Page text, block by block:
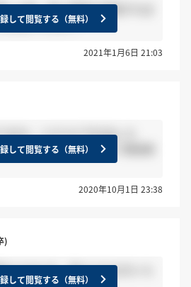
した後、個人情報を登録すれば
きないですか？
して閲覧する（無料）
2021年1月6日 21:03
ます。リクナビでES出した
説明と適性検査を受けて通過連
して閲覧する（無料）
2020年10月1日 23:38
)
けられた方、受けられる方いら
して閲覧する（無料）